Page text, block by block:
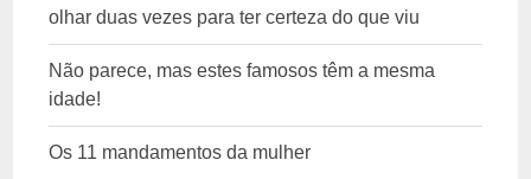
olhar duas vezes para ter certeza do que viu
Não parece, mas estes famosos têm a mesma
idade!
Os 11 mandamentos da mulher